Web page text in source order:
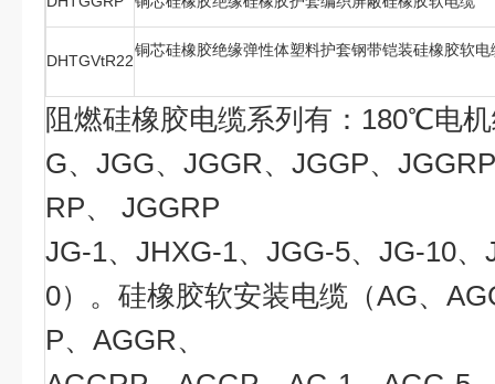
DHTGVtR22
铜芯硅橡胶绝缘弹性体塑料护套钢带铠装硅橡胶软电
阻燃硅橡胶电缆系列有：180℃电
G、JGG、JGGR、JGGP、
RP、 JGGRP
JG-1、JHXG-1、JGG-5、JG-10
0）。硅橡胶软安装电缆（AG、
P、AGGR、